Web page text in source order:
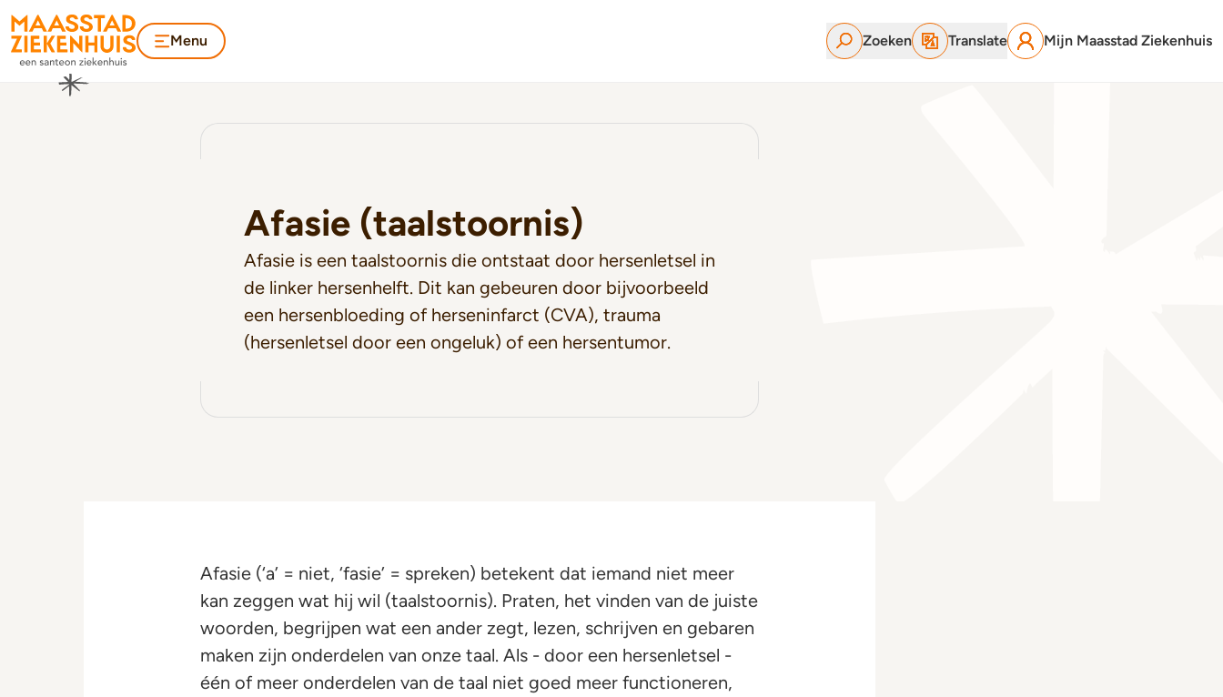
Menu Zoeken Translate Mijn Maasstad Ziekenhuis
Afasie (taalstoornis)
Afasie is een taalstoornis die ontstaat door hersenletsel in
de linker hersenhelft. Dit kan gebeuren door bijvoorbeeld
een hersenbloeding of herseninfarct (CVA), trauma
(hersenletsel door een ongeluk) of een hersentumor.
Afasie (‘a’ = niet, ‘fasie’ = spreken) betekent dat iemand niet meer
kan zeggen wat hij wil (taalstoornis). Praten, het vinden van de juiste
woorden, begrijpen wat een ander zegt, lezen, schrijven en gebaren
maken zijn onderdelen van onze taal. Als - door een hersenletsel -
één of meer onderdelen van de taal niet goed meer functioneren,